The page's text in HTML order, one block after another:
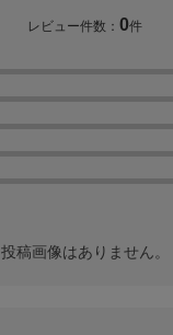
レビュー件数：0件
投稿画像はありません。